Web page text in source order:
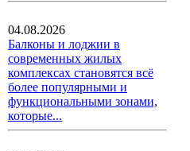
04.08.2026
Балконы и лоджии в
современных жилых
комплексах становятся всё
более популярными и
функциональными зонами,
которые...